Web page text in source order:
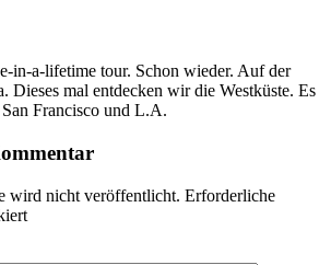
in-a-lifetime tour. Schon wieder. Auf der
Dieses mal entdecken wir die Westküste. Es
Francisco und L.A.
wird nicht veröffentlicht. Erforderliche